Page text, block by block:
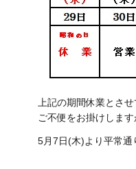
上記の期間休業とさせ
ご不便をお掛けしま
5月7日(木)より平常通